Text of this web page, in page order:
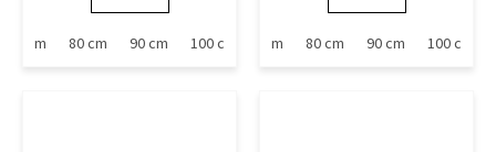
70 cm 80 cm 90 cm 100 cm
60 cm 70 cm 80 cm 90 cm 100 cm